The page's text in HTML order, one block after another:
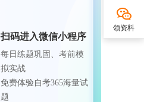
扫码进入微信小程序
每日练题巩固、考前模
拟实战
免费体验自考365海量试
题
领资料